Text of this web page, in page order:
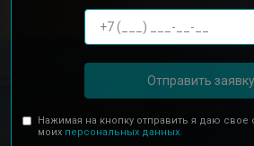
Отправить заявку
Нажимая на кнопку отправить я даю свое
моих персональных данных.